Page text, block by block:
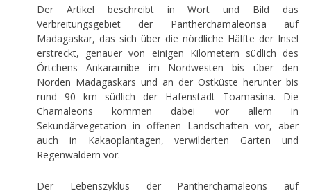
Der Artikel beschreibt in Wort und Bild das
Verbreitungsgebiet der Pantherchamäleonsa auf
Madagaskar, das sich über die nördliche Hälfte der Insel
erstreckt, genauer von einigen Kilometern südlich des
Örtchens Ankaramibe im Nordwesten bis über den
Norden Madagaskars und an der Ostküste herunter bis
rund 90 km südlich der Hafenstadt Toamasina. Die
Chamäleons kommen dabei vor allem in
Sekundärvegetation in offenen Landschaften vor, aber
auch in Kakaoplantagen, verwilderten Gärten und
Regenwäldern vor.
Der Lebenszyklus der Pantherchamäleons auf